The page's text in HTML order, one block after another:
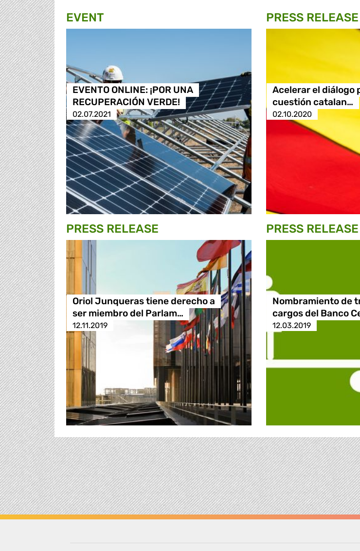
EVENT
EVENTO ONLINE: ¡POR UNA
RECUPERACIÓN VERDE!
02.07.2021
PRESS RELEASE
Acelerar el diálogo
cuestión catalan…
02.10.2020
PRESS RELEASE
Oriol Junqueras tiene derecho a
ser miembro del Parlam…
12.11.2019
PRESS RELEASE
Nombramiento de
cargos del Banco
12.03.2019